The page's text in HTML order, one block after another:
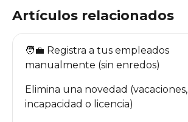
Artículos relacionados
🧑‍💼 Registra a tus empleados
manualmente (sin enredos)
Elimina una novedad (vacaciones,
incapacidad o licencia)